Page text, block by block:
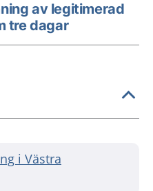
av legitimerad
tre dagar
i Västra